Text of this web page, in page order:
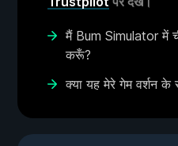
मैं Bum Simulator में
करूँ?
क्या यह मेरे गेम वर्शन के